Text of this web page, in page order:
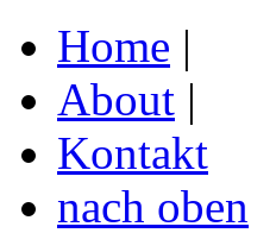
Home |
About |
Kontakt
nach oben